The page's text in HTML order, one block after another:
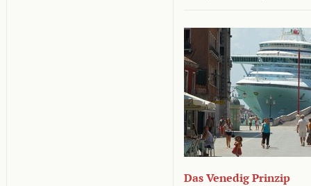
Das Venedig Prinzip